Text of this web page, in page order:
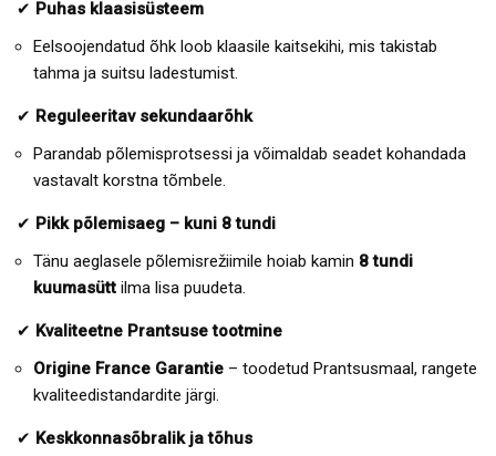
✔ Puhas klaasisüsteem
Eelsoojendatud õhk loob klaasile kaitsekihi, mis takistab
tahma ja suitsu ladestumist.
✔ Reguleeritav sekundaarõhk
Parandab põlemisprotsessi ja võimaldab seadet kohandada
vastavalt korstna tõmbele.
✔ Pikk põlemisaeg – kuni 8 tundi
Tänu aeglasele põlemisrežiimile hoiab kamin 8 tundi
kuumasütt ilma lisa puudeta.
✔ Kvaliteetne Prantsuse tootmine
Origine France Garantie – toodetud Prantsusmaal, rangete
kvaliteedistandardite järgi.
✔ Keskkonnasõbralik ja tõhus